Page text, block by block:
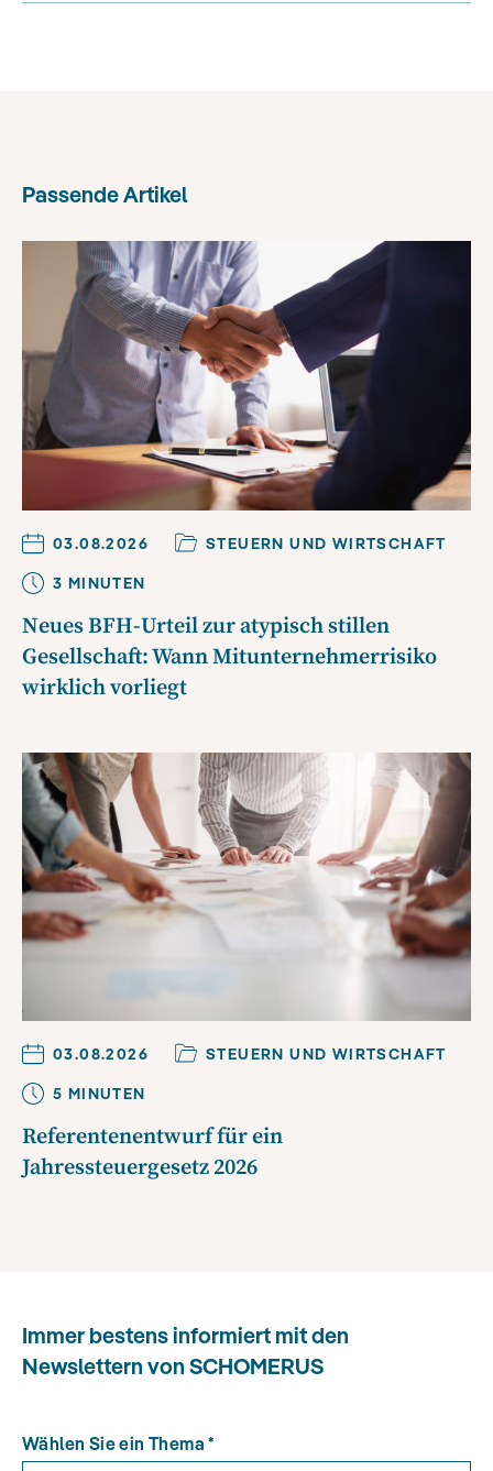
Passende Artikel
03.08.2026
STEUERN UND WIRTSCHAFT
3 MINUTEN
Neues BFH-Urteil zur atypisch stillen
Gesellschaft: Wann Mitunternehmerrisiko
wirklich vorliegt
03.08.2026
STEUERN UND WIRTSCHAFT
5 MINUTEN
Referentenentwurf für ein
Jahressteuergesetz 2026
Immer bestens informiert mit den
Newslettern von SCHOMERUS
Wählen Sie ein Thema *